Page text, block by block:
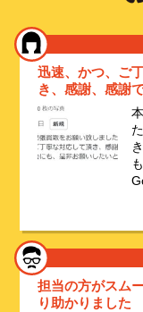
迅速、かつ、ご
き、感謝、感謝
担当の方がスム
り助かりました️